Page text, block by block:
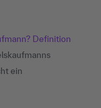
Definition
ein